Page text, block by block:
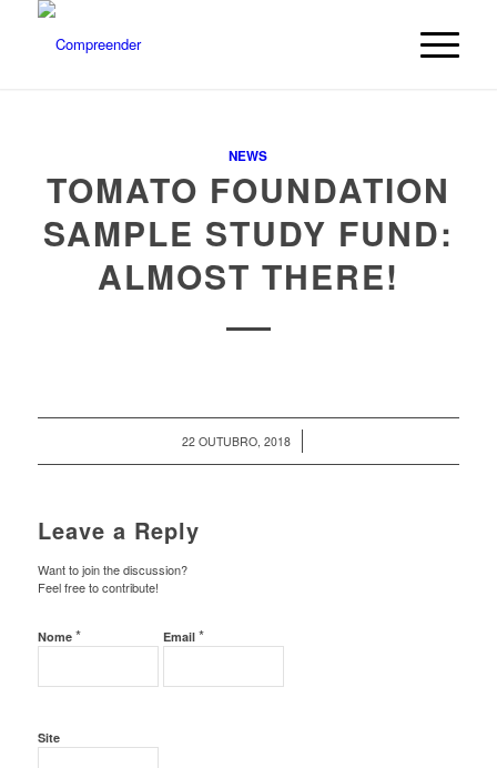
NEWS
TOMATO FOUNDATION
SAMPLE STUDY FUND:
ALMOST THERE!
22 OUTUBRO, 2018
/
Leave a Reply
Want to join the discussion?
Feel free to contribute!
Nome * Email *
Site